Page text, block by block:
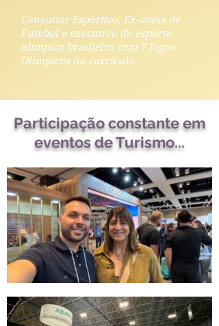
Consultor Esportico, Ex-atleta de
Futebol e executivo do esporte
olímpico brasileiro com 7 Jogos
Olímpicos no currículo
Participação constante em
eventos de Turismo...